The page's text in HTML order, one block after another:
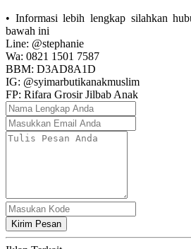
• Informasi lebih lengkap silahkan
bawah ini
Line: @stephanie
Wa: 0821 1501 7587
BBM: D3AD8A1D
IG: @syimarbutikanakmuslim
FP: Rifara Grosir Jilbab Anak
Kirim Pesan